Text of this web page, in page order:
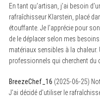
En tant qu’artisan, j’ai besoin
rafraîchisseur Klarstein, placé
étouffante. Je l’apprécie pour
de le déplacer selon mes
matériaux sensibles à la
professionnels qui cherchent du
BreezeChef_16 (2025-06-25)
J’ai décidé d’utiliser le